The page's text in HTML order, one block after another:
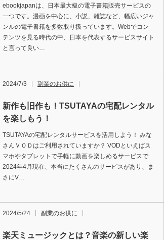
ebookjapanは、日本最大級の電子書籍販売サービスの
一つです。漫画を中心に、小説、雑誌など、幅広いジャ
ンルの電子書籍を多数取り扱っています。Webでコン
テンツを見る時代の中、日本を代表するサービスサイト
と言って良い…
2024/7/3 副業のお供に
新作も旧作も！TSUTAYAの宅配レンタル
を楽しもう！
TSUTAYAの宅配レンタルサービスを活用しよう！ みな
さんＶＯＤはご利用されていますか？ VODといえばス
マホやタブレットで手軽に動画を楽しめるサービスで
2024年4月現在、本当にたくさんのサービスがあり、ま
さにV…
2024/5/24 副業のお供に
楽天ミュージックとは？音楽の新しい楽